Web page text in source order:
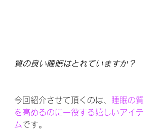
質の良い睡眠はとれていますか？
今回紹介させて頂くのは、
睡眠の質
を高めるのに一役する嬉しいアイテ
ムです。